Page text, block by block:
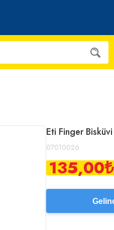
Eti Finger
07010026
135,00₺